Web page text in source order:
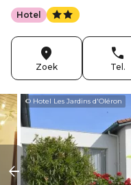
Hotel
Zoek Tel.
© Hotel Les Jardins d'Oléron